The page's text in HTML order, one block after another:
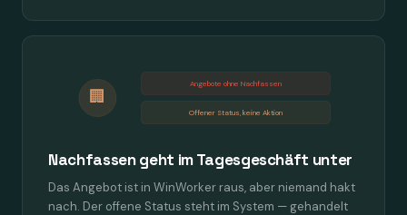
🏢
Angebote ohne Nachfassen
Offener Status, keine Aktion
Nachfassen geht im Tagesgeschäft unter
Das Angebot ist in WinWorker raus, aber niemand hakt
nach. Der offene Status steht im System — gehandelt